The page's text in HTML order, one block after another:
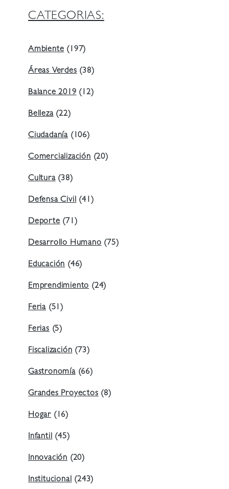
CATEGORIAS:
Ambiente(197)
Áreas Verdes(38)
Balance 2019(12)
Belleza(22)
Ciudadanía (106)
Comercialización(20)
Cultura(38)
Defensa Civil(41)
Deporte(71)
Desarrollo Humano(75)
Educación(46)
Emprendimiento(24)
Feria (51)
Ferias(5)
Fiscalización(73)
Gastronomía(66)
Grandes Proyectos(8)
Hogar (16)
Infantil(45)
Innovación (20)
Institucional(243)